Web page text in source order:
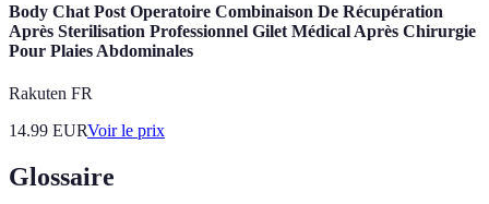
Body Chat Post Operatoire Combinaison De Récupération
Après Sterilisation Professionnel Gilet Médical Après Chirurgie
Pour Plaies Abdominales
Rakuten FR
14.99 EURVoir le prix
Glossaire